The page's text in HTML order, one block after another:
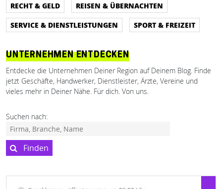
RECHT & GELD
REISEN & ÜBERNACHTEN
SERVICE & DIENSTLEISTUNGEN
SPORT & FREIZEIT
UNTERNEHMEN ENTDECKEN
Entdecke die Unternehmen Deiner Region auf Deinem Blog. Finde
jetzt Geschäfte, Handwerker, Dienstleister, Ärzte, Vereine und
vieles mehr in Deiner Nähe. Für dich. Von uns.
Suchen nach:
Finden